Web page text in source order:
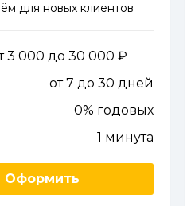
для новых клиентов
3 000 до 30 000
от 7 до 30 дней
0% годовых
1 минута
Оформить